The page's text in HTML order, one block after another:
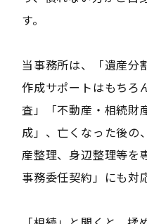
す。
当事務所は、「遺産分
作成サポートはもちろ
査」「不動産・相続財
成」、亡くなった後の
産整理、身辺整理等を
事務委任契約」にも対